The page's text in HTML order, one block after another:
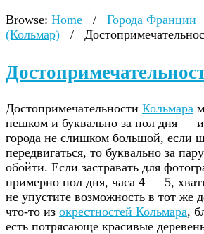
Browse: Home / Города Франции
(Кольмар)
/
Достопримечательности Кольмара
пешком и буквально за пол дня —
города не слишком большой, если
передвигаться, то буквально за
обойти. Если застравать для
примерно пол дня, часа 4 — 5,
не упустите возможность в тот же
что-то из окрестностей Кольмара,
есть потрясающе красивые